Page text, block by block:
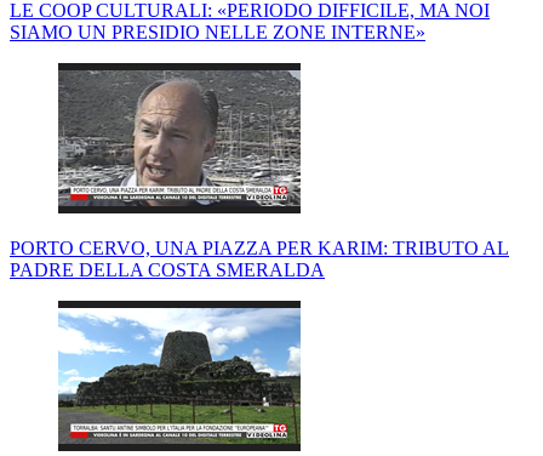
LE COOP CULTURALI: «PERIODO DIFFICILE, MA NOI
SIAMO UN PRESIDIO NELLE ZONE INTERNE»
PORTO CERVO, UNA PIAZZA PER KARIM: TRIBUTO AL
PADRE DELLA COSTA SMERALDA